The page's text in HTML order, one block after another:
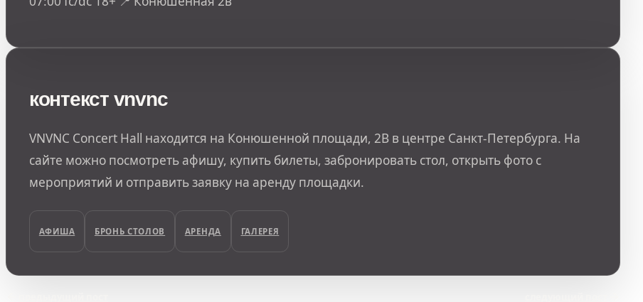
контекст vnvnc
VNVNC Concert Hall находится на Конюшенной площади, 2В в центре Санкт-Петербурга. На
сайте можно посмотреть афишу, купить билеты, забронировать стол, открыть фото с
мероприятий и отправить заявку на аренду площадки.
АФИША БРОНЬ СТОЛОВ АРЕНДА ГАЛЕРЕЯ